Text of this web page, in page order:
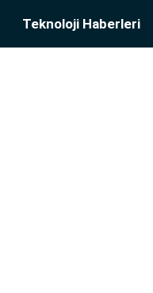
Teknoloji Haberleri